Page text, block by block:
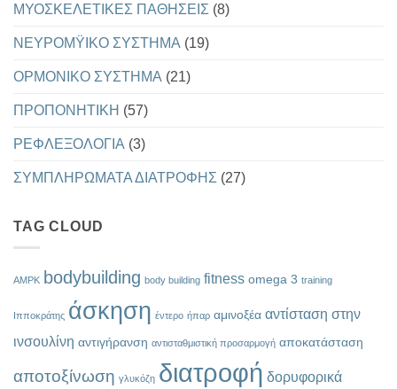
ΜΥΟΣΚΕΛΕΤΙΚΕΣ ΠΑΘΗΣΕΙΣ (8)
ΝΕΥΡΟΜΫΙΚΟ ΣΥΣΤΗΜΑ (19)
ΟΡΜΟΝΙΚΟ ΣΥΣΤΗΜΑ (21)
ΠΡΟΠΟΝΗΤΙΚΗ (57)
ΡΕΦΛΕΞΟΛΟΓΙΑ (3)
ΣΥΜΠΛΗΡΩΜΑΤΑ ΔΙΑΤΡΟΦΗΣ (27)
TAG CLOUD
AMPK bodybuilding body building fitness omega 3 training
Ιπποκράτης άσκηση έντερο ήπαρ αμινοξέα αντίσταση στην
ινσουλίνη αντιγήρανση αντισταθμιστική προσαρμογή αποκατάσταση
αποτοξίνωση γλυκόζη διατροφή δορυφορικά